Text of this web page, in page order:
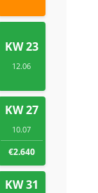
KW 23
12.06
KW 27
10.07
€2.640
KW 31